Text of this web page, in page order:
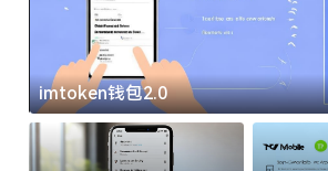
imtoken钱包2.0